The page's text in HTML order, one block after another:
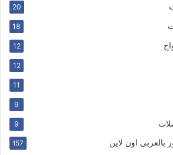
20
18
12
12
11
9
9
اون لاين 157